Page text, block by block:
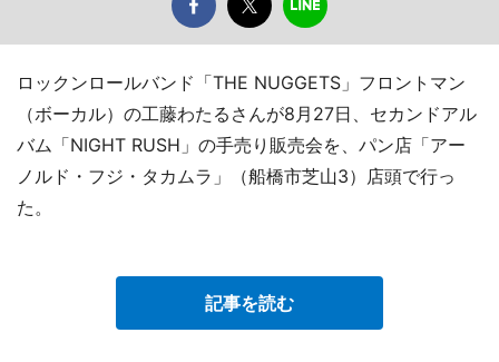
ロックンロールバンド「THE NUGGETS」フロントマン
（ボーカル）の工藤わたるさんが8月27日、セカンドアル
バム「NIGHT RUSH」の手売り販売会を、パン店「アー
ノルド・フジ・タカムラ」（船橋市芝山3）店頭で行っ
た。
記事を読む